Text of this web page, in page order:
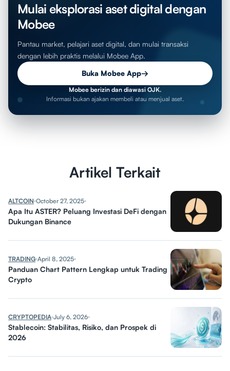
Mulai eksplorasi aset digital dengan
Mobee
Pantau market, pelajari aset digital, dan mulai transaksi
dengan lebih praktis melalui Mobee App.
Buka Mobee App→
Mobee berizin dan diawasi OJK.
Informasi bukan ajakan membeli atau menjual aset.
Artikel Terkait
ALTCOIN October 27, 2025
Apa Itu ASTER? Peluang Investasi DeFi dengan
Dukungan Binance
TRADING April 8, 2025
Panduan Chart Pattern Lengkap untuk Trading
Crypto
CRYPTOPEDIA July 6, 2026
Stablecoin: Stabilitas, Risiko, dan Prospek di
2026